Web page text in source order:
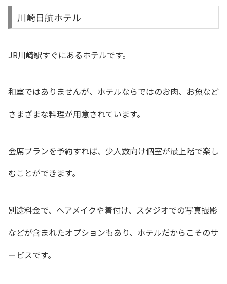
川崎日航ホテル
JR川崎駅すぐにあるホテルです。
和室ではありませんが、ホテルならではのお肉、お魚など
さまざまな料理が用意されています。
会席プランを予約すれば、少人数向け個室が最上階で楽し
むことができます。
別途料金で、ヘアメイクや着付け、スタジオでの写真撮影
などが含まれたオプションもあり、ホテルだからこそのサ
ービスです。